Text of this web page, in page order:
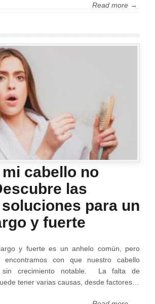
Read more →
cabello no
las
para un
y fuerte
y fuerte es un anhelo común, pero
encontramos con que nuestro cabello
sin crecimiento notable. La falta de
tener varias causas, desde factores…